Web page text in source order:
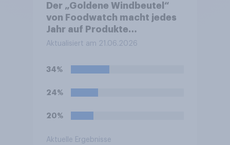
Der „Goldene Windbeutel“
von Foodwatch macht jedes
Jahr auf Produkte
aufmerksam, bei denen die
Verbrauchertäuschung oder
irreführende Aufmachung
kritisiert. Inwieweit würde
Ihre Kaufentscheidung für
beeinflussen?
Aktualisiert am 21.06.2026
34%
24%
20%
Aktuelle Ergebnisse